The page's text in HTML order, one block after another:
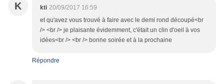
K kti 20/09/2017 16:59
et qu'avez vous trouvé à faire avec le demi rond découpé<br
/> <br /> je plaisante évidemment, c'était un clin d'oeil à vos
idées<br /> <br /> bonne soirée et à la prochaine
Répondre